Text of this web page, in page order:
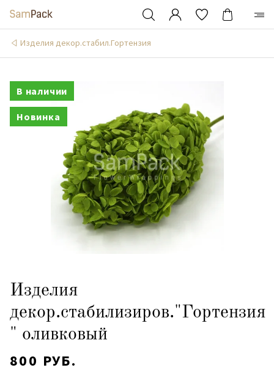
Изделия декор.стабил.Гортензия
В наличии
Новинка
Изделия
декор.стабилизиров."Гортензия
" оливковый
800 РУБ.